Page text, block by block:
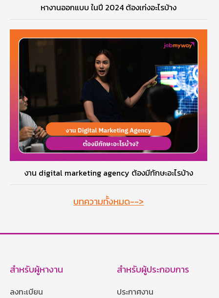
หางานออกแบบ ในปี 2024 ต้องเก่งอะไรบ้าง
งาน digital marketing agency ต้องมีทักษะอะไรบ้าง
บทความทั้งหมด-->
สำหรับผู้หางาน
ลงทะเบียน
สำหรับผู้ประกอบการ
ประกาศงาน